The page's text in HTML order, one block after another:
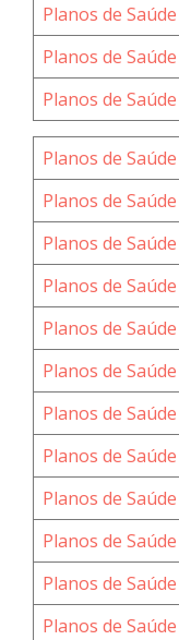
Planos de
Planos de
Planos de
Planos de
Planos de Saúde
Planos de Saúde
Planos de Saúde
Planos de Saúde
Planos de Saúde
Planos de Saúde
Planos de Saúde
Planos de Saúde
Planos de Saúde
Planos de Saúde
Planos de Saúde